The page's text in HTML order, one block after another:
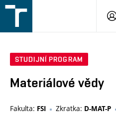
v
STUDIJNÍ PROGRAM
Materiálové vědy
Fakulta: FSI Zkratka: D-MAT-P